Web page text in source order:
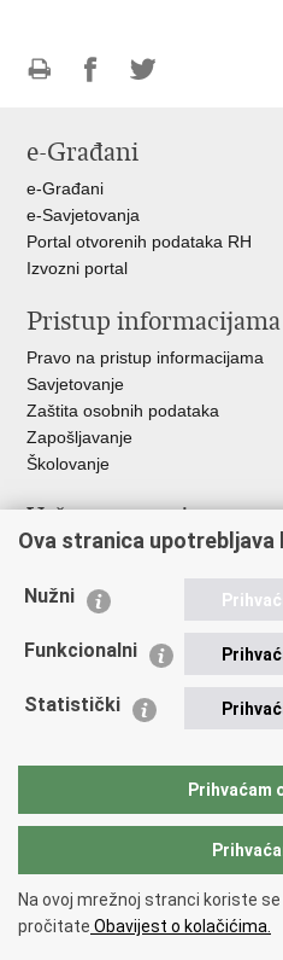
FacebookuTwitteru
e-Građani
e-Građani
e-Savjetovanja
Portal otvorenih podataka RH
Izvozni portal
Pristup informacijama
Pravo na pristup informacijama
Savjetovanje
Zaštita osobnih podataka
Zapošljavanje
Školovanje
Važne poveznice
Ministarstvo unutarnjih poslova
Udruge
Policijska akademija
Zaklada policijske solidarnosti
Vučetić"
Copyright © 2026 Policijska uprava
pristupačnosti.
Ova stranica upotrebljava
Nužni
Funkcionalni
Statistički
Prihvaćam
Na ovoj mrežnoj stranci koriste
pročitate Obavijest o kolačićima.